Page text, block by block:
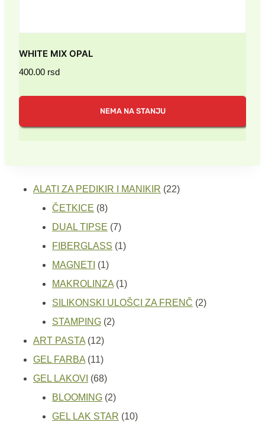
WHITE MIX OPAL
400.00 rsd
NEMA NA STANJU
ALATI ZA PEDIKIR I MANIKIR 2222
ČETKICE 88
proizvoda
DUAL TIPSE 77
proizvoda
FIBERGLASS 11
MAGNETI 11
proizvod
MAKROLINZA 11
proizvod
SILIKONSKI ULOŠCI ZA FRENČ 22
STAMPING 22
ART PASTA 1212
proizvoda
GEL FARBA 1111
proizvoda
GEL LAKOVI 6868
proizvoda
BLOOMING 22
proizvoda
GEL LAK STAR 1010